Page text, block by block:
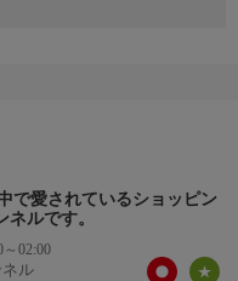
で愛されているショッピン
ネルです。
～02:00
ル